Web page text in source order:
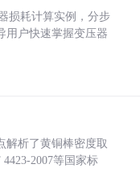
损耗计算实例，分步
用户快速掌握变压器
解析了黄铜棒密度取
2007等国家标